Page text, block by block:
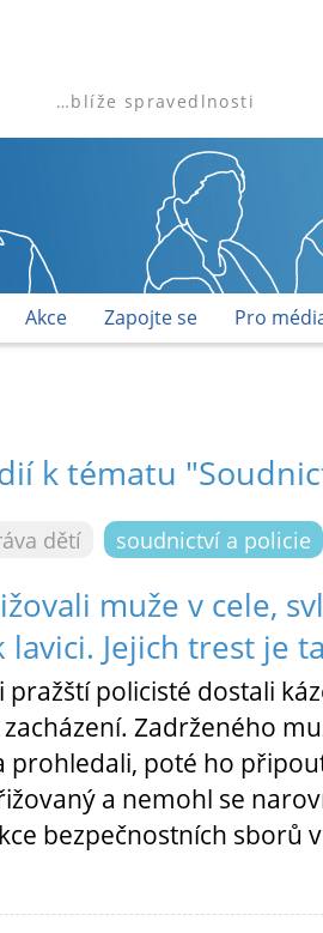
…blíže spravedlnosti
Akce Zapojte se Pro
k tématu "
dětí soudnictví a policie
muže v cele,
Jejich trest je
pražští policisté dostali
Zadrženého
prohledali, poté ho
a nemohl se
bezpečnostních sborů